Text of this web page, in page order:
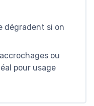
dégradent si on
ou
pour usage